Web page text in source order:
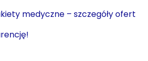
medyczne – szczegóły ofert